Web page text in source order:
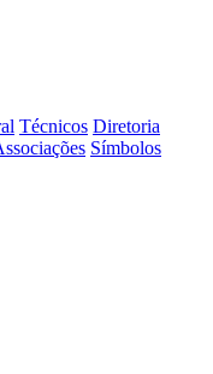
Técnicos Diretoria
Símbolos